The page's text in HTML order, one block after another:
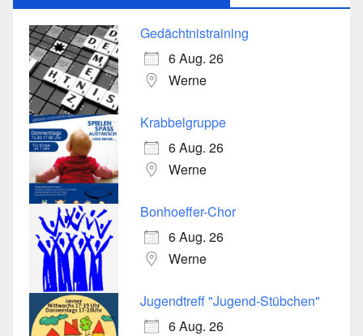
Gedächtnistraining
6 Aug. 26
Werne
Krabbelgruppe
6 Aug. 26
Werne
Bonhoeffer-Chor
6 Aug. 26
Werne
Jugendtreff "Jugend-Stübchen"
6 Aug. 26